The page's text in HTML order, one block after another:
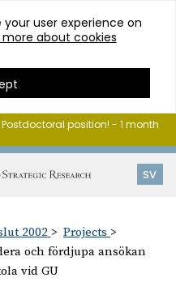
user experience on
more about cookies
SV
position! - 1 month
2002
Projects
och fördjupa ansökan
vid GU